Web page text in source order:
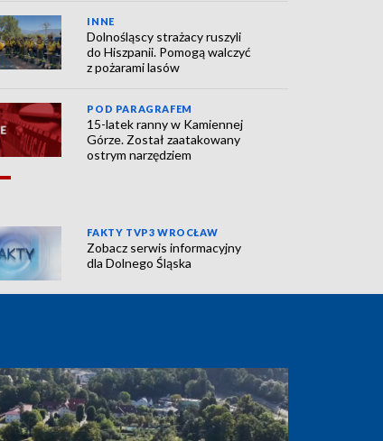
INNE
Dolnośląscy strażacy ruszyli
do Hiszpanii. Pomogą walczyć
z pożarami lasów
POD PARAGRAFEM
15-latek ranny w Kamiennej
Górze. Został zaatakowany
ostrym narzędziem
FAKTY TVP3 WROCŁAW
Zobacz serwis informacyjny
dla Dolnego Śląska